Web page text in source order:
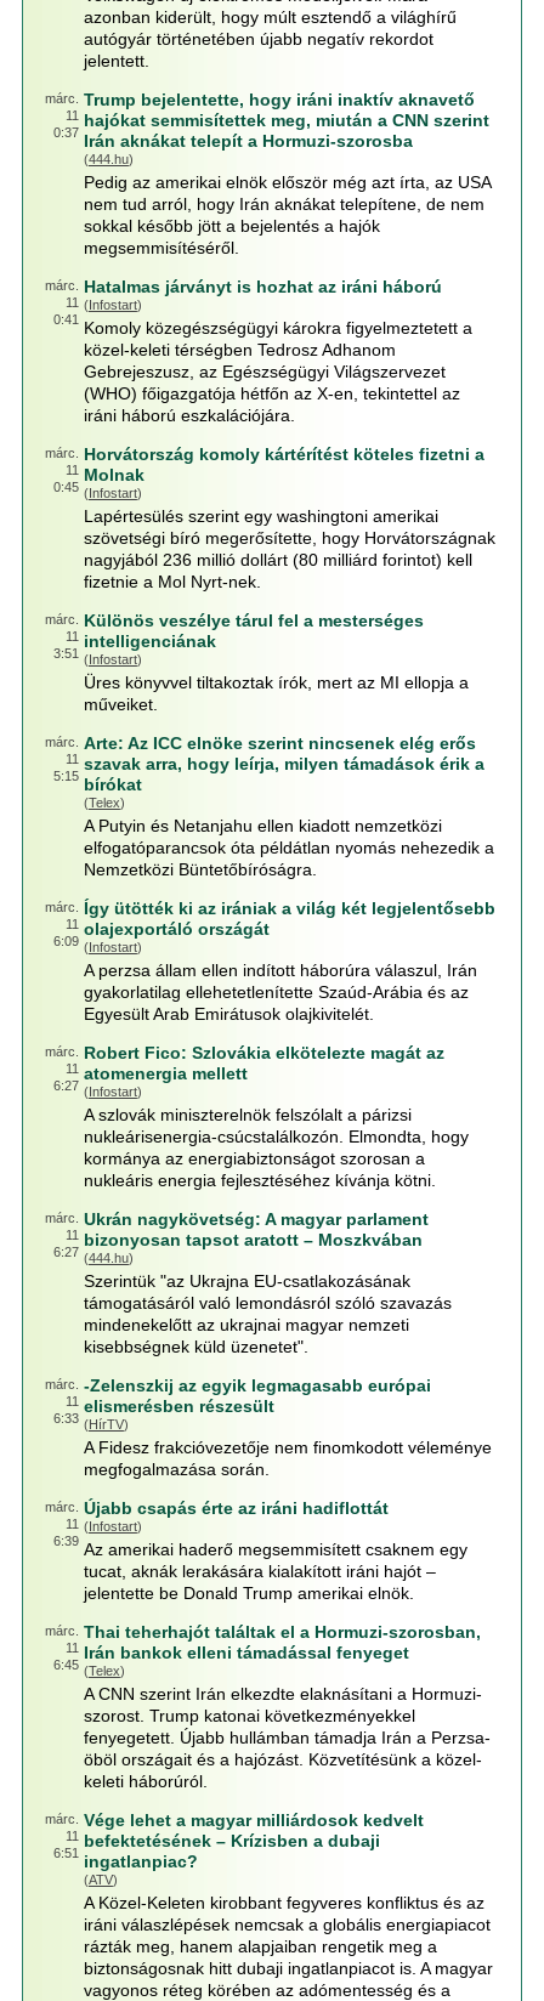
azonban kiderült, hogy múlt esztendő a világhírű
autógyár történetében újabb negatív rekordot
jelentett.
márc.
11
0:37
Trump bejelentette, hogy iráni inaktív aknavető
hajókat semmisítettek meg, miután a CNN szerint
Irán aknákat telepít a Hormuzi-szorosba
(444.hu)
Pedig az amerikai elnök először még azt írta, az USA
nem tud arról, hogy Irán aknákat telepítene, de nem
sokkal később jött a bejelentés a hajók
megsemmisítéséről.
márc.
11
0:41
Hatalmas járványt is hozhat az iráni háború
(Infostart)
Komoly közegészségügyi károkra figyelmeztetett a
közel-keleti térségben Tedrosz Adhanom
Gebrejeszusz, az Egészségügyi Világszervezet
(WHO) főigazgatója hétfőn az X-en, tekintettel az
iráni háború eszkalációjára.
márc.
11
0:45
Horvátország komoly kártérítést köteles fizetni a
Molnak
(Infostart)
Lapértesülés szerint egy washingtoni amerikai
szövetségi bíró megerősítette, hogy Horvátországnak
nagyjából 236 millió dollárt (80 milliárd forintot) kell
fizetnie a Mol Nyrt-nek.
márc.
11
3:51
Különös veszélye tárul fel a mesterséges
intelligenciának
(Infostart)
Üres könyvvel tiltakoztak írók, mert az MI ellopja a
műveiket.
márc.
11
5:15
Arte: Az ICC elnöke szerint nincsenek elég erős
szavak arra, hogy leírja, milyen támadások érik a
bírókat
(Telex)
A Putyin és Netanjahu ellen kiadott nemzetközi
elfogatóparancsok óta példátlan nyomás nehezedik a
Nemzetközi Büntetőbíróságra.
márc.
11
6:09
Így ütötték ki az irániak a világ két legjelentősebb
olajexportáló országát
(Infostart)
A perzsa állam ellen indított háborúra válaszul, Irán
gyakorlatilag ellehetetlenítette Szaúd-Arábia és az
Egyesült Arab Emirátusok olajkivitelét.
márc.
11
6:27
Robert Fico: Szlovákia elkötelezte magát az
atomenergia mellett
(Infostart)
A szlovák miniszterelnök felszólalt a párizsi
nukleárisenergia-csúcstalálkozón. Elmondta, hogy
kormánya az energiabiztonságot szorosan a
nukleáris energia fejlesztéséhez kívánja kötni.
márc.
11
6:27
Ukrán nagykövetség: A magyar parlament
bizonyosan tapsot aratott – Moszkvában
(444.hu)
Szerintük "az Ukrajna EU-csatlakozásának
támogatásáról való lemondásról szóló szavazás
mindenekelőtt az ukrajnai magyar nemzeti
kisebbségnek küld üzenetet".
márc.
11
6:33
-Zelenszkij az egyik legmagasabb európai
elismerésben részesült
(HírTV)
A Fidesz frakcióvezetője nem finomkodott véleménye
megfogalmazása során.
márc.
11
6:39
Újabb csapás érte az iráni hadiflottát
(Infostart)
Az amerikai haderő megsemmisített csaknem egy
tucat, aknák lerakására kialakított iráni hajót –
jelentette be Donald Trump amerikai elnök.
márc.
11
6:45
Thai teherhajót találtak el a Hormuzi-szorosban,
Irán bankok elleni támadással fenyeget
(Telex)
A CNN szerint Irán elkezdte elaknásítani a Hormuzi-
szorost. Trump katonai következményekkel
fenyegetett. Újabb hullámban támadja Irán a Perzsa-
öböl országait és a hajózást. Közvetítésünk a közel-
keleti háborúról.
márc.
11
6:51
Vége lehet a magyar milliárdosok kedvelt
befektetésének – Krízisben a dubaji
ingatlanpiac?
(ATV)
A Közel-Keleten kirobbant fegyveres konfliktus és az
iráni válaszlépések nemcsak a globális energiapiacot
rázták meg, hanem alapjaiban rengetik meg a
biztonságosnak hitt dubaji ingatlanpiacot is. A magyar
vagyonos réteg körében az adómentesség és a